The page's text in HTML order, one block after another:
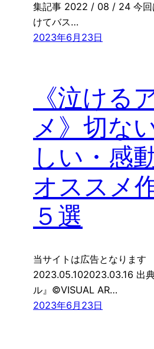
集記事 2022 / 08 / 24 今回
けてバス…
2023年6月23日
《泣ける
メ》切な
しい・感
オススメ
５選
当サイトは広告となります
2023.05.102023.03.16 出
ル』©VISUAL AR…
2023年6月23日